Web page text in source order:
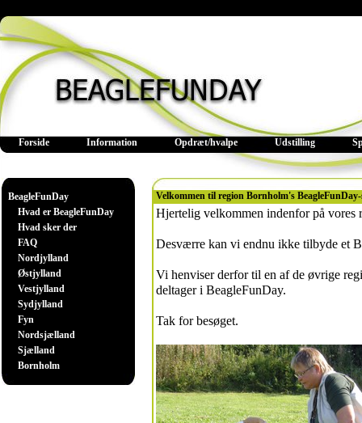
Forside Information Opdræt/hvalpe Udstilling
BeagleFunDay
Hvad er BeagleFunDay
Hvad sker der
FAQ
Nordjylland
Østjylland
Vestjylland
Sydjylland
Fyn
Nordsjælland
Sjælland
Bornholm
Velkommen til region Bornholm's
Hjertelig velkommen indenfor på vores
Desværre kan vi endnu ikke tilbyde et
Vi henviser derfor til en af de øvrige
deltager i BeagleFunDay.
Tak for besøget.